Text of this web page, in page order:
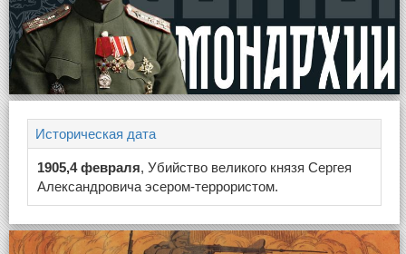
Историческая дата
1905,4 февраля, Убийство великого князя Сергея
Александровича эсером-террористом.